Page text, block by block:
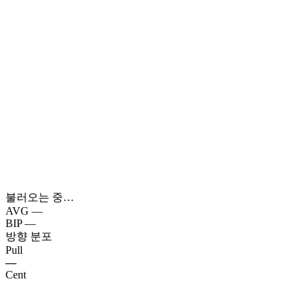
불러오는 중…
AVG —
BIP —
방향 분포
Pull
—
Cent